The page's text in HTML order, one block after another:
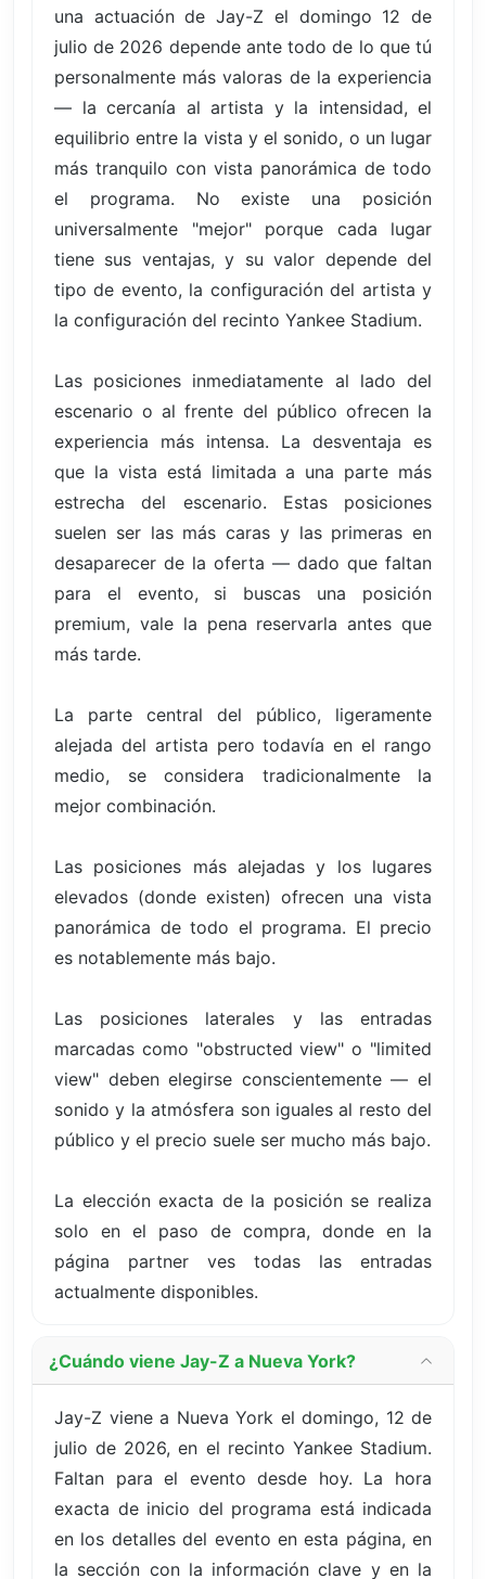
una actuación de Jay-Z el domingo 12 de
julio de 2026 depende ante todo de lo que tú
personalmente más valoras de la experiencia
— la cercanía al artista y la intensidad, el
equilibrio entre la vista y el sonido, o un lugar
más tranquilo con vista panorámica de todo
el programa. No existe una posición
universalmente "mejor" porque cada lugar
tiene sus ventajas, y su valor depende del
tipo de evento, la configuración del artista y
la configuración del recinto Yankee Stadium.
Las posiciones inmediatamente al lado del
escenario o al frente del público ofrecen la
experiencia más intensa. La desventaja es
que la vista está limitada a una parte más
estrecha del escenario. Estas posiciones
suelen ser las más caras y las primeras en
desaparecer de la oferta — dado que faltan
para el evento, si buscas una posición
premium, vale la pena reservarla antes que
más tarde.
La parte central del público, ligeramente
alejada del artista pero todavía en el rango
medio, se considera tradicionalmente la
mejor combinación.
Las posiciones más alejadas y los lugares
elevados (donde existen) ofrecen una vista
panorámica de todo el programa. El precio
es notablemente más bajo.
Las posiciones laterales y las entradas
marcadas como "obstructed view" o "limited
view" deben elegirse conscientemente — el
sonido y la atmósfera son iguales al resto del
público y el precio suele ser mucho más bajo.
La elección exacta de la posición se realiza
solo en el paso de compra, donde en la
página partner ves todas las entradas
actualmente disponibles.
¿Cuándo viene Jay-Z a Nueva York?
Jay-Z viene a Nueva York el domingo, 12 de
julio de 2026, en el recinto Yankee Stadium.
Faltan para el evento desde hoy. La hora
exacta de inicio del programa está indicada
en los detalles del evento en esta página, en
la sección con la información clave y en la